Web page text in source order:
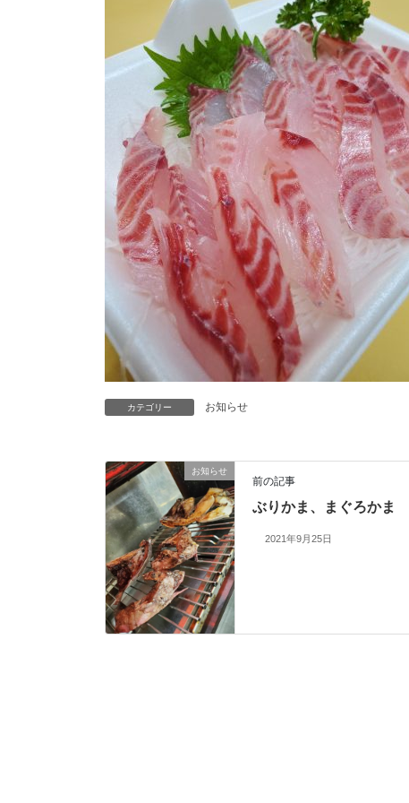
カテゴリー お知らせ
お知らせ
前の記事
ぶりかま、まぐろかま
2021年9月25日